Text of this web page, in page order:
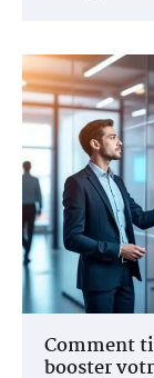
Comment
booster